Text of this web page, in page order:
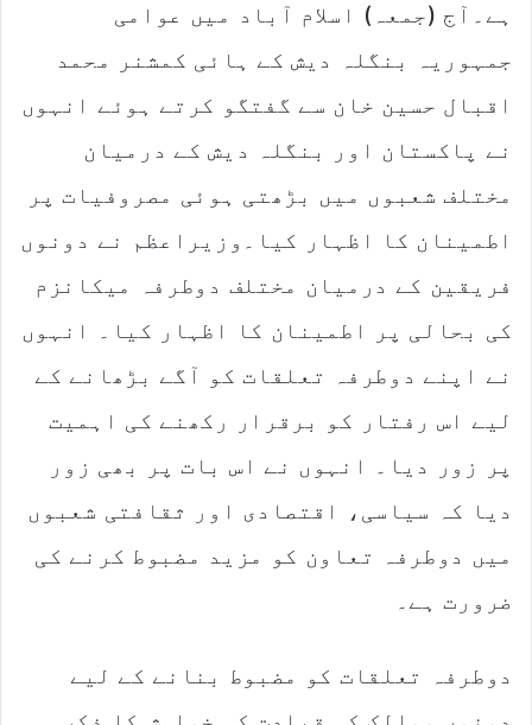
i
ہے۔آج (جمعہ) اسلام آباد میں عوامی
جمہوریہ بنگلہ دیش کے ہائی کمشنر محمد
اقبال حسین خان سے گفتگو کرتے ہوئے انہوں
نے پاکستان اور بنگلہ دیش کے درمیان
مختلف شعبوں میں بڑھتی ہوئی مصروفیات پر
اطمینان کا اظہار کیا۔وزیراعظم نے دونوں
فریقین کے درمیان مختلف دوطرفہ میکانزم
کی بحالی پر اطمینان کا اظہار کیا۔ انہوں
نے اپنے دوطرفہ تعلقات کو آگے بڑھانے کے
لیے اس رفتار کو برقرار رکھنے کی اہمیت
پر زور دیا۔ انہوں نے اس بات پر بھی زور
دیا کہ سیاسی، اقتصادی اور ثقافتی شعبوں
میں دوطرفہ تعاون کو مزید مضبوط کرنے کی
ضرورت ہے۔
دوطرفہ تعلقات کو مضبوط بنانے کے لیے